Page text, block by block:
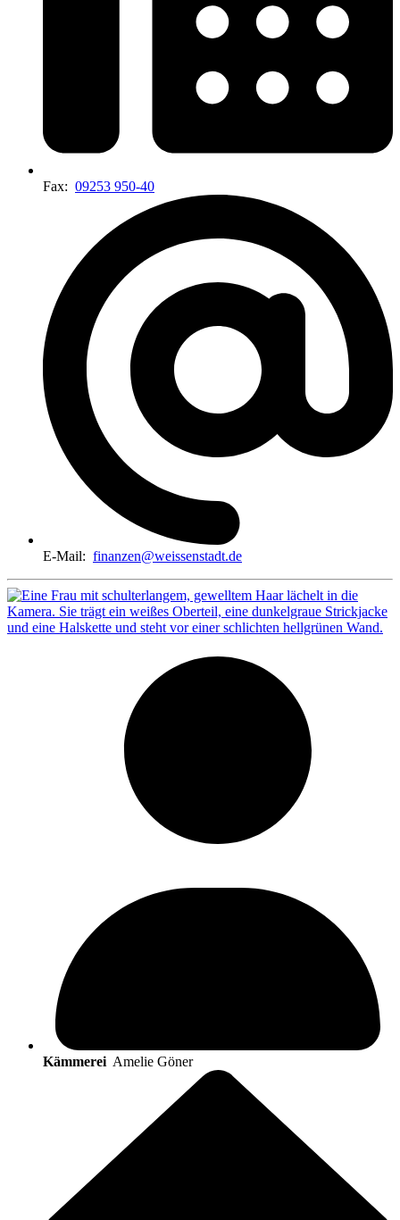
Fax: 09253 950-40
E-Mail: finanzen@weissenstadt.de
Kämmerei Amelie Göner